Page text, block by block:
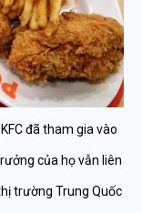
đã tham gia vào
của họ vẫn liên
trường Trung Quốc